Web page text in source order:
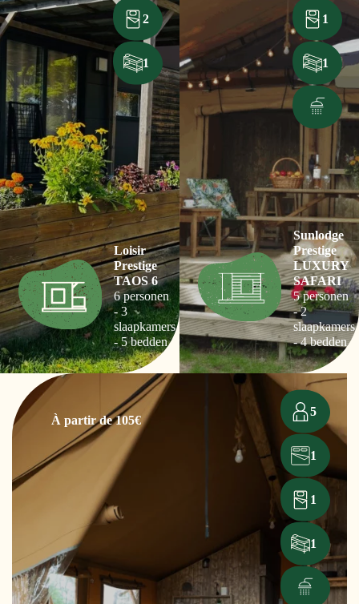
2
1
Loisir
Prestige
TAOS 6
6 personen
- 3
slaapkamers
- 5 bedden
1
1
Sunlodge
Prestige
LUXURY
SAFARI
5 personen
- 2
slaapkamers
- 4 bedden
À partir de 105€
5
1
1
1